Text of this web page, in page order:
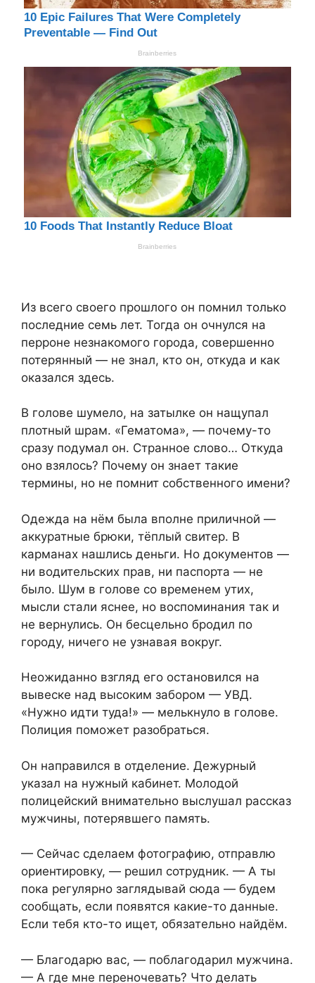
Из всего своего прошлого он помнил только
последние семь лет. Тогда он очнулся на
перроне незнакомого города, совершенно
потерянный — не знал, кто он, откуда и как
оказался здесь.
В голове шумело, на затылке он нащупал
плотный шрам. «Гематома», — почему-то
сразу подумал он. Странное слово… Откуда
оно взялось? Почему он знает такие
термины, но не помнит собственного имени?
Одежда на нём была вполне приличной —
аккуратные брюки, тёплый свитер. В
карманах нашлись деньги. Но документов —
ни водительских прав, ни паспорта — не
было. Шум в голове со временем утих,
мысли стали яснее, но воспоминания так и
не вернулись. Он бесцельно бродил по
городу, ничего не узнавая вокруг.
Неожиданно взгляд его остановился на
вывеске над высоким забором — УВД.
«Нужно идти туда!» — мелькнуло в голове.
Полиция поможет разобраться.
Он направился в отделение. Дежурный
указал на нужный кабинет. Молодой
полицейский внимательно выслушал рассказ
мужчины, потерявшего память.
— Сейчас сделаем фотографию, отправлю
ориентировку, — решил сотрудник. — А ты
пока регулярно заглядывай сюда — будем
сообщать, если появятся какие-то данные.
Если тебя кто-то ищет, обязательно найдём.
— Благодарю вас, — поблагодарил мужчина.
— А где мне переночевать? Что делать